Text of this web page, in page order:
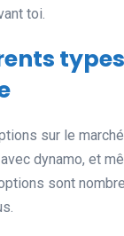
toi.
types
sur le
dynamo, et
sont